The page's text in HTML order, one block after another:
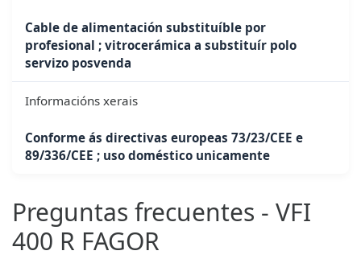
Cable de alimentación substituíble por
profesional ; vitrocerámica a substituír polo
servizo posvenda
Informacións xerais
Conforme ás directivas europeas 73/23/CEE e
89/336/CEE ; uso doméstico unicamente
Preguntas frecuentes - VFI
400 R FAGOR